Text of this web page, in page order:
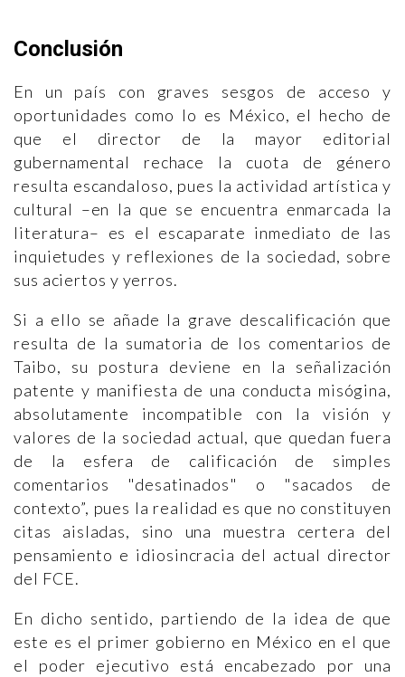
Conclusión
En un país con graves sesgos de acceso y
oportunidades como lo es México, el hecho de
que el director de la mayor editorial
gubernamental rechace la cuota de género
resulta escandaloso, pues la actividad artística y
cultural –en la que se encuentra enmarcada la
literatura– es el escaparate inmediato de las
inquietudes y reflexiones de la sociedad, sobre
sus aciertos y yerros.
Si a ello se añade la grave descalificación que
resulta de la sumatoria de los comentarios de
Taibo, su postura deviene en la señalización
patente y manifiesta de una conducta misógina,
absolutamente incompatible con la visión y
valores de la sociedad actual, que quedan fuera
de la esfera de calificación de simples
comentarios "desatinados" o "sacados de
contexto”, pues la realidad es que no constituyen
citas aisladas, sino una muestra certera del
pensamiento e idiosincracia del actual director
del FCE.
En dicho sentido, partiendo de la idea de que
este es el primer gobierno en México en el que
el poder ejecutivo está encabezado por una